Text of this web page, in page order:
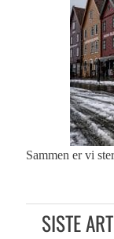
Sammen er vi
SISTE